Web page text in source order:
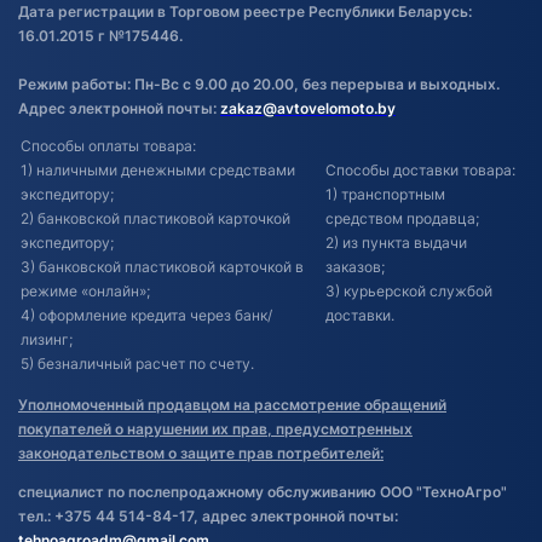
Дата регистрации в Торговом реестре Республики Беларусь:
16.01.2015 г №175446.
Режим работы: Пн-Вс с 9.00 до 20.00, без перерыва и выходных.
Адрес электронной почты: zakaz@avtovelomoto.by
Способы оплаты товара:
1) наличными денежными средствами
экспедитору;
2) банковской пластиковой карточкой
экспедитору;
3) банковской пластиковой карточкой в
режиме «онлайн»;
4) оформление кредита через банк/
лизинг;
5) безналичный расчет по счету.
Способы доставки товара:
1) транспортным
средством продавца;
2) из пункта выдачи
заказов;
3) курьерской службой
доставки.
Уполномоченный продавцом на рассмотрение обращений
покупателей о нарушении их прав, предусмотренных
законодательством о защите прав потребителей:
специалист по послепродажному обслуживанию ООО "ТехноАгро"
тел.: +375 44 514-84-17, адрес электронной почты: